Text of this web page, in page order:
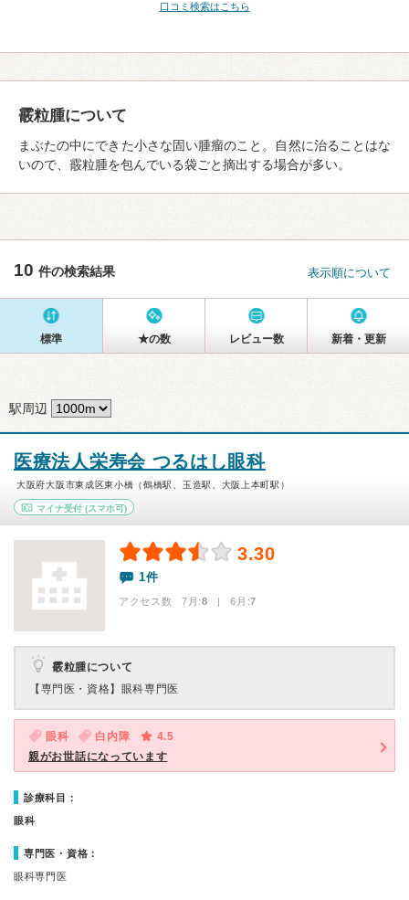
口コミ検索はこちら
霰粒腫について
まぶたの中にできた小さな固い腫瘤のこと。自然に治ることはな
いので、霰粒腫を包んでいる袋ごと摘出する場合が多い。
10 件の検索結果 表示順について
標準 ★の数 レビュー数 新着・更新
駅周辺
医療法人栄寿会 つるはし眼科
大阪府大阪市東成区東小橋（鶴橋駅、玉造駅、大阪上本町駅）
マイナ受付 (スマホ可)
3.30
1件
アクセス数 7月:8 | 6月:7
霰粒腫について
【専門医・資格】 眼科専門医
眼科 白内障
4.5
親がお世話になっています
診療科目：
眼科
専門医・資格：
眼科専門医